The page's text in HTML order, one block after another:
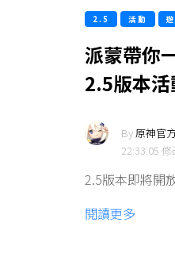
2.5 活動
派蒙帶你
2.5版本
By原神官
22:33:05 修
2.5版本即將開
閱讀更多